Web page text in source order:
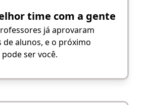
time com a gente
já aprovaram
de alunos, e o próximo
pode ser você.